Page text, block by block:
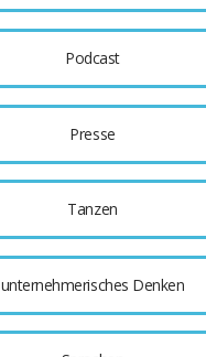
Podcast
Presse
Tanzen
unternehmerisches Denken